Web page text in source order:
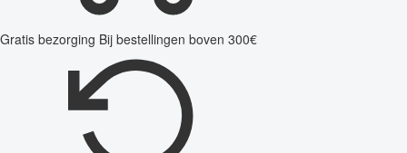
Gratis bezorging Bij bestellingen boven 300€